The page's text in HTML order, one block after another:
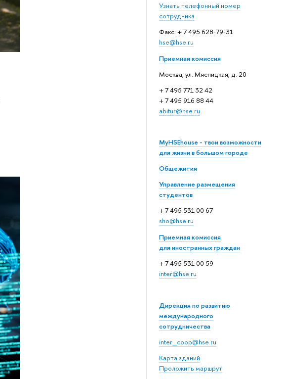
Узнать телефонный номер
сотрудника
Факс: + 7 495 628-79-31
hse@hse.ru
Приемная комиссия
Москва, ул. Мясницкая, д. 20
+ 7 495 771 32 42
+ 7 495 916 88 44
abitur@hse.ru
MyHSEhouse - твои возможности
для жизни в большом городе
Общежития
Управление размещения
студентов
+ 7 495 531 00 67
sho@hse.ru
Приемная комиссия
для иностранных граждан
+ 7 495 531 00 59
inter@hse.ru
Дирекция по развитию
международного
сотрудничества
inter_coop@hse.ru
Карта зданий
Проложить маршрут